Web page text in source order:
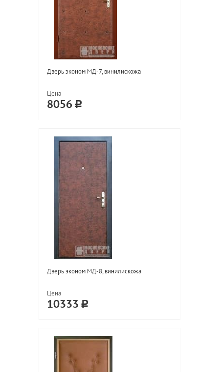
Дверь эконом МД-7, винилискожа
Цена
8056
Дверь эконом МД-8, винилискожа
Цена
10333